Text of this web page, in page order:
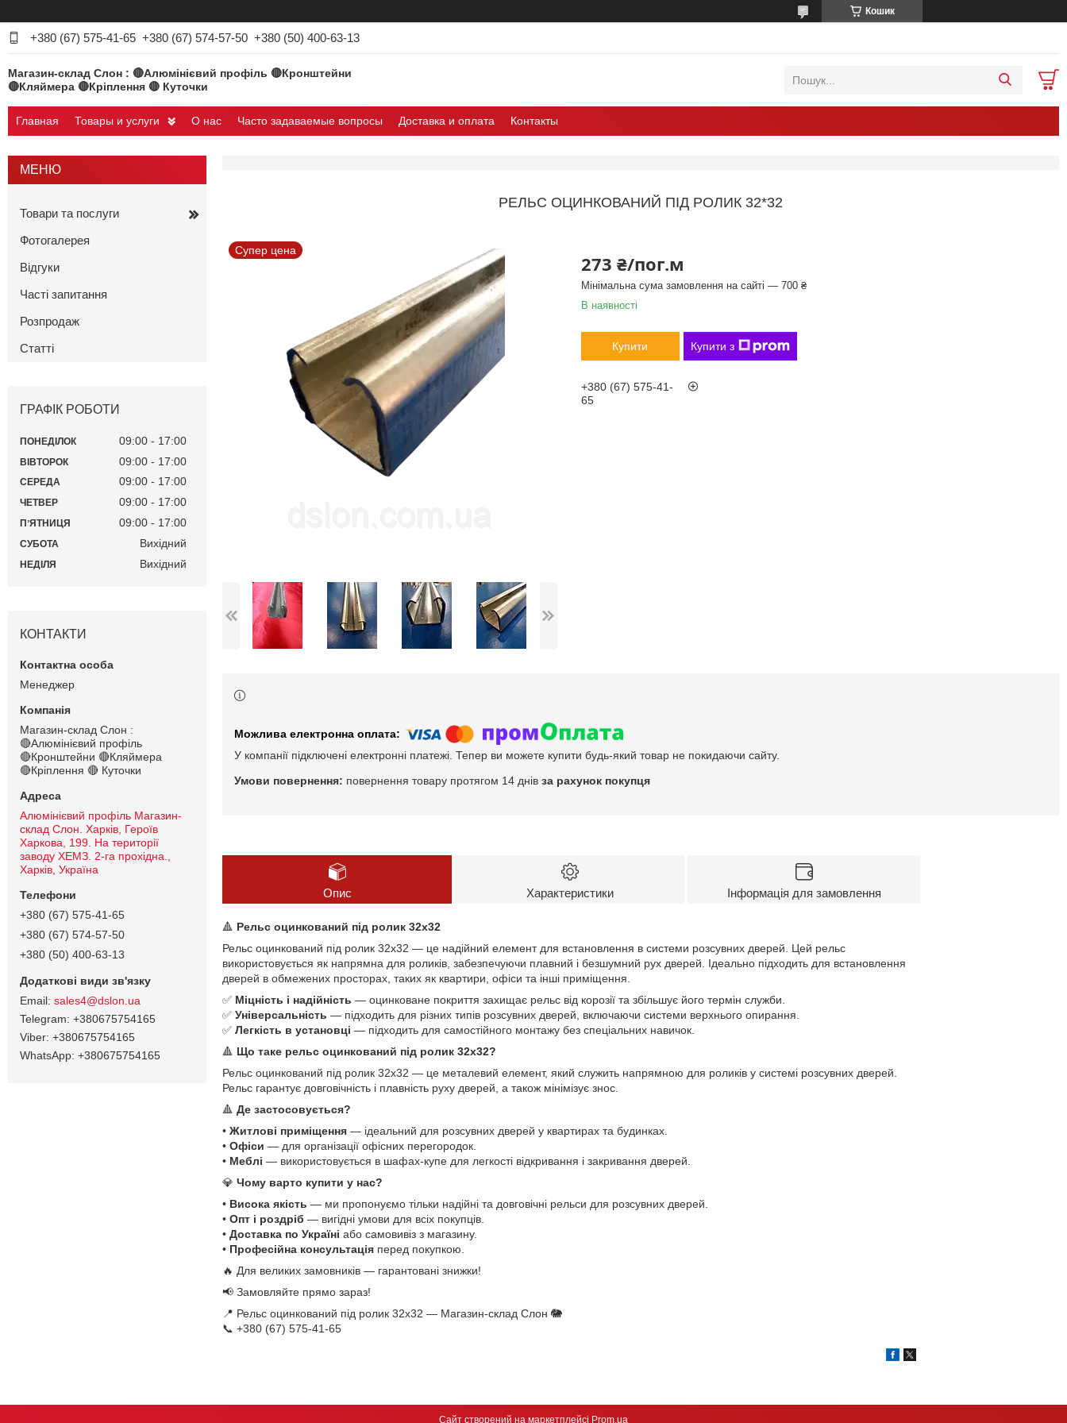
Кошик
+380 (67) 575-41-65 +380 (67) 574-57-50 +380 (50) 400-63-13
Магазин-склад Слон : 🔴Алюмінієвий профіль 🔴Кронштейни
🔴Кляймера 🔴Кріплення 🔴 Куточки
Главная Товары и услуги О нас Часто задаваемые вопросы Доставка и оплата Контакты
РЕЛЬС ОЦИНКОВАНИЙ ПІД РОЛИК 32*32
Супер цена
273 ₴/пог.м
Мінімальна сума замовлення на сайті — 700 ₴
В наявності
Купити Купити з
+380 (67) 575-41-
65
У компанії підключені електронні платежі. Тепер ви можете купити будь-який товар не покидаючи сайту.
повернення товару протягом 14 днів за рахунок покупця
Опис Характеристики Інформація для замовлення
🔺 Рельс оцинкований під ролик 32х32
Рельс оцинкований під ролик 32х32 — це надійний елемент для встановлення в системи розсувних дверей. Цей рельс
використовується як напрямна для роликів, забезпечуючи плавний і безшумний рух дверей. Ідеально підходить для встановлення
дверей в обмежених просторах, таких як квартири, офіси та інші приміщення.
✅ Міцність і надійність — оцинковане покриття захищає рельс від корозії та збільшує його термін служби.
✅ Універсальність — підходить для різних типів розсувних дверей, включаючи системи верхнього опирання.
✅ Легкість в установці — підходить для самостійного монтажу без спеціальних навичок.
🔺 Що таке рельс оцинкований під ролик 32х32?
Рельс оцинкований під ролик 32х32 — це металевий елемент, який служить напрямною для роликів у системі розсувних дверей.
Рельс гарантує довговічність і плавність руху дверей, а також мінімізує знос.
🔺 Де застосовується?
• Житлові приміщення — ідеальний для розсувних дверей у квартирах та будинках.
• Офіси — для організації офісних перегородок.
• Меблі — використовується в шафах-купе для легкості відкривання і закривання дверей.
💎 Чому варто купити у нас?
• Висока якість — ми пропонуємо тільки надійні та довговічні рельси для розсувних дверей.
• Опт і роздріб — вигідні умови для всіх покупців.
• Доставка по Україні або самовивіз з магазину.
• Професійна консультація перед покупкою.
🔥 Для великих замовників — гарантовані знижки!
📢 Замовляйте прямо зараз!
📍 Рельс оцинкований під ролик 32х32 — Магазин-склад Слон 🐘
📞 +380 (67) 575-41-65
Товари та послуги
Фотогалерея
Відгуки
Часті запитання
Розпродаж
Статті
ГРАФІК РОБОТИ
ПОНЕДІЛОК 09:00 17:00
ВІВТОРОК 09:00 17:00
СЕРЕДА 09:00 17:00
ЧЕТВЕР 09:00 17:00
ПʼЯТНИЦЯ 09:00 17:00
СУБОТА Вихідний
НЕДІЛЯ Вихідний
КОНТАКТИ
Менеджер
Магазин-склад Слон :
🔴Алюмінієвий профіль
🔴Кронштейни 🔴Кляймера
🔴Кріплення 🔴 Куточки
Алюмінієвий профіль Магазин-
склад Слон. Харків, Героїв
Харкова, 199. На території
заводу ХЕМЗ. 2-га прохідна.,
Харків, Україна
+380 (67) 575-41-65
+380 (67) 574-57-50
+380 (50) 400-63-13
sales4@dslon.ua
+380675754165
+380675754165
+380675754165
Сайт створений на маркетплейсі Prom.ua